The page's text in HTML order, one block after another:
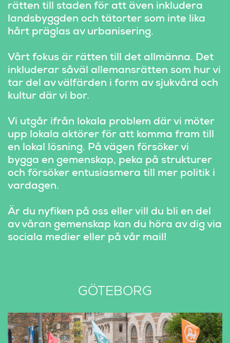
rätten till staden för att även inkludera
landsbyggden och tätorter som inte lika
hårt präglas av urbanisering.
Vårt fokus är rätten till det allmänna. Det
inkluderar såväl allemansrätten som hur vi
tar del av välfärden i form av sjukvård och
kultur där vi bor.
Vi utgår ifrån lokala problem där vi möter
upp lokala aktörer för att komma fram till
en lokal lösning. På vägen försöker vi
bygga en gemenskap, peka på strukturer
och försöker entusiasmera till mer politik i
vardagen.
Är du nyfiken på oss eller vill du bli en del
av våran gemenskap kan du höra av dig via
sociala medier eller på vår mail!
GÖTEBORG